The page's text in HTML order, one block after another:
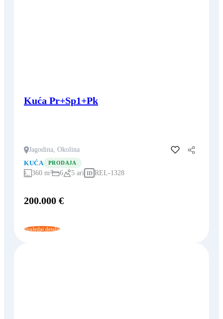
Kuća Pr+Sp1+Pk
Jagodina, Okolina
Dodaj u favorite
KUĆA
PRODAJA
360 m² 6 5 ari ID REL-1328
200.000 €
Pogledaj detalje